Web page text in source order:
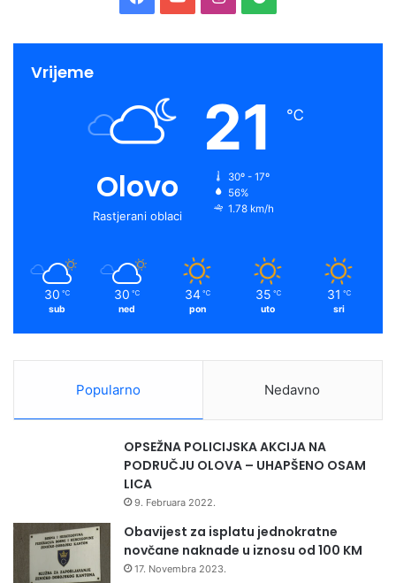
27.9.2021, do 12 h sa jasno naznačenim nazivom poziva u
predmetu poruke, i to na sljedeću e-mail
registry.ba@undp.org
. Molimo da u e-mail-u
naznačite da se pitanja odnose na projekat
Vrijeme
Olovo
Rastjerani oblaci
21 ℃
30º - 17º
56%
1.78 km/h
30 ℃
sub
30 ℃
ned
34 ℃
pon
35 ℃
uto
31 ℃
sri
Popularno Nedavno
OPSEŽNA POLICIJSKA AKCIJA NA
PODRUČJU OLOVA – UHAPŠENO OSAM
LICA
9. Februara 2022.
Obavijest za isplatu jednokratne
novčane naknade u iznosu od 100 KM
17. Novembra 2023.